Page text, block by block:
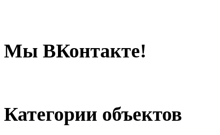
Мы ВКонтакте!
Категории объектов